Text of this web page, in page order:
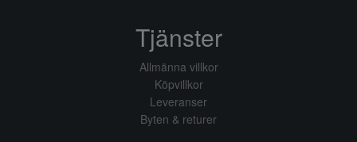
Tjänster
Allmänna villkor
Köpvillkor
Leveranser
Byten & returer